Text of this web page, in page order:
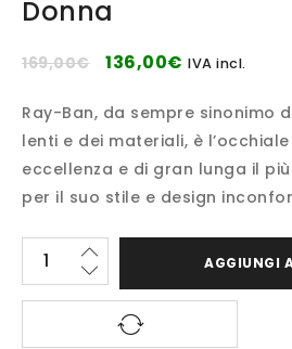
Donna
169,00€ 136,00€ IVA incl.
Ray-Ban, da sempre sinonimo
lenti e dei materiali, è
eccellenza e di gran lunga il
per il suo stile e design
AGGIUNGI